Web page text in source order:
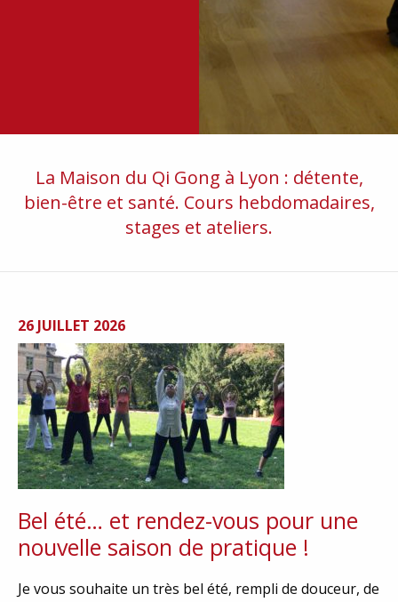
La Maison du Qi Gong à Lyon : détente,
bien-être et santé. Cours hebdomadaires,
stages et ateliers.
26 JUILLET 2026
Bel été… et rendez-vous pour une
nouvelle saison de pratique !
Je vous souhaite un très bel été, rempli de douceur, de